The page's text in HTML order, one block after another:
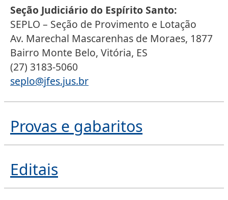
Seção Judiciário do Espírito Santo:
SEPLO – Seção de Provimento e Lotação
Av. Marechal Mascarenhas de Moraes, 1877
Bairro Monte Belo, Vitória, ES
(27) 3183-5060
seplo@jfes.jus.br
Provas e gabaritos
Editais